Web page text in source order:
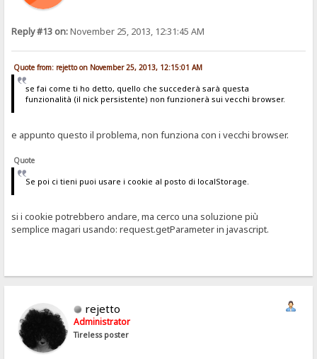
Reply #13 on:November 25, 2013, 12:31:45 AM
Quote from: rejetto on November 25, 2013, 12:15:01 AM
se fai come ti ho detto, quello che succederà sarà questa
funzionalità (il nick persistente) non funzionerà sui vecchi browser.
e appunto questo il problema, non funziona con i vecchi browser.
Quote
Se poi ci tieni puoi usare i cookie al posto di localStorage.
si i cookie potrebbero andare, ma cerco una soluzione più
semplice magari usando: request.getParameter in javascript.
rejetto
Administrator
Tireless poster